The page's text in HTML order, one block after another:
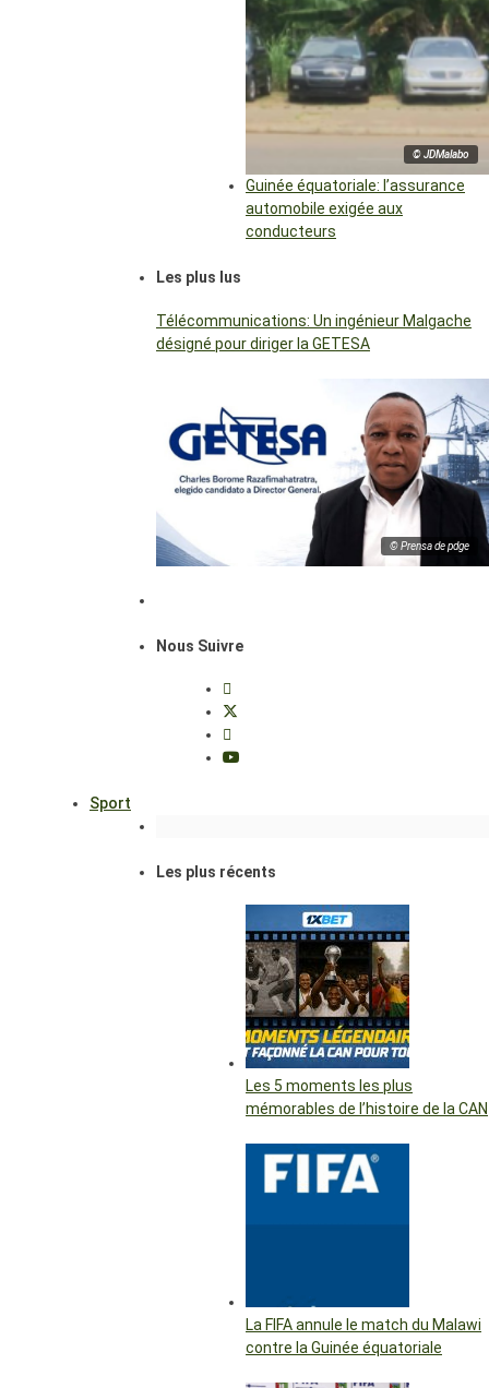
© JDMalabo
Guinée équatoriale: l’assurance
automobile exigée aux
conducteurs
Les plus lus
Télécommunications: Un ingénieur Malgache
désigné pour diriger la GETESA
© Prensa de pdge
Nous Suivre
Sport
Les plus récents
Les 5 moments les plus
mémorables de l’histoire de la CAN
La FIFA annule le match du Malawi
contre la Guinée équatoriale